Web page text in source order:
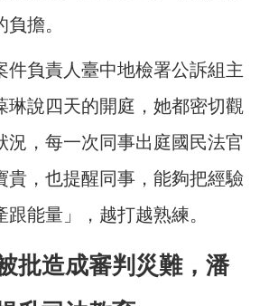
擔。
件負責人臺中地檢署公訴組主
琳說四天的開庭，她都密切觀
況，每一次同事出庭國民法官
貴，也提醒同事，能夠把經驗
跟能量」，越打越熟練。
批造成審判災難，潘